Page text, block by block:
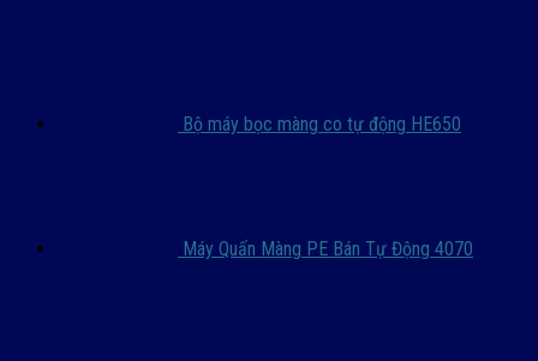
Bộ máy bọc màng co tự động HE650
Máy Quấn Màng PE Bán Tự Động 4070